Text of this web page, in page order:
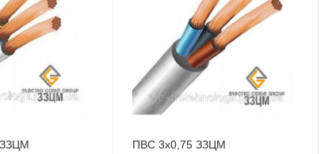
ПВС 3х0,75 ЗЗЦМ